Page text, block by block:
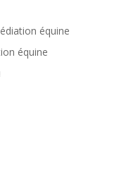
équine
équine